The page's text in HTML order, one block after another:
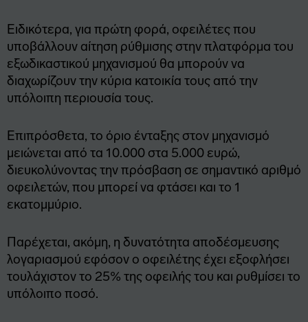
Ειδικότερα, για πρώτη φορά, οφειλέτες που
υποβάλλουν αίτηση ρύθμισης στην πλατφόρμα του
εξωδικαστικού μηχανισμού θα μπορούν να
διαχωρίζουν την κύρια κατοικία τους από την
υπόλοιπη περιουσία τους.
Επιπρόσθετα, το όριο ένταξης στον μηχανισμό
μειώνεται από τα 10.000 στα 5.000 ευρώ,
διευκολύνοντας την πρόσβαση σε σημαντικό αριθμό
οφειλετών, που μπορεί να φτάσει και το 1
εκατομμύριο.
Παρέχεται, ακόμη, η δυνατότητα αποδέσμευσης
λογαριασμού εφόσον ο οφειλέτης έχει εξοφλήσει
τουλάχιστον το 25% της οφειλής του και ρυθμίσει το
υπόλοιπο ποσό.